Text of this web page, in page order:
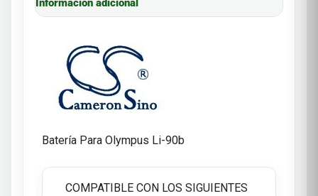
Información adicional
Batería Para Olympus Li-90b
COMPATIBLE CON LOS SIGUIENTES